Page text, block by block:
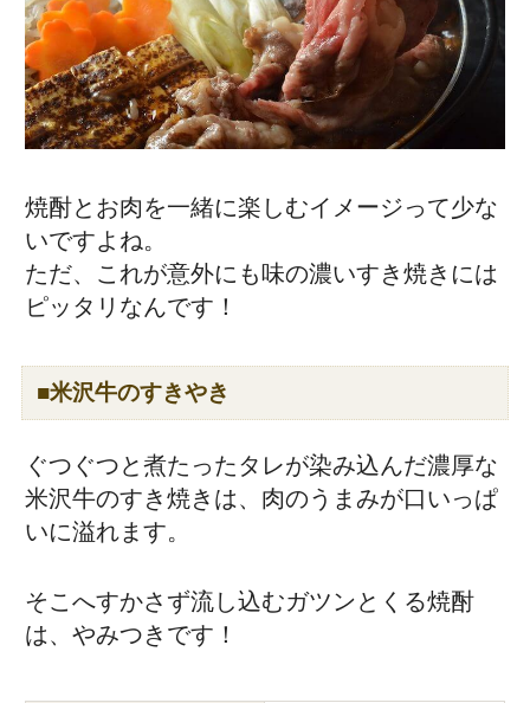
焼酎とお肉を一緒に楽しむイメージって少な
いですよね。
ただ、これが意外にも味の濃いすき焼きには
ピッタリなんです！
■米沢牛のすきやき
ぐつぐつと煮たったタレが染み込んだ濃厚な
米沢牛のすき焼きは、肉のうまみが口いっぱ
いに溢れます。
そこへすかさず流し込むガツンとくる焼酎
は、やみつきです！